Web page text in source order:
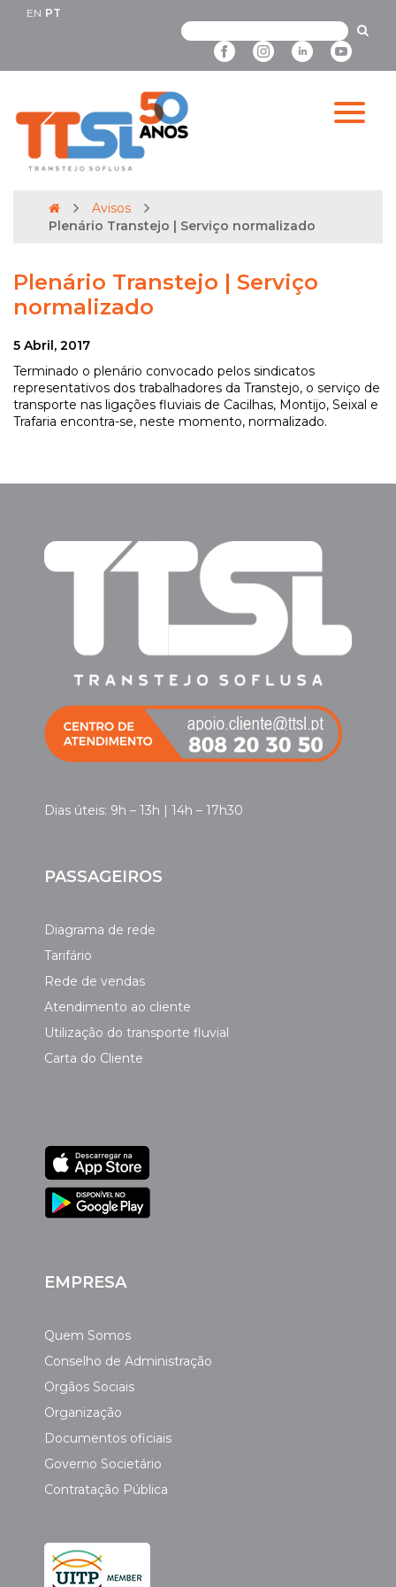
EN PT
Avisos
Plenário Transtejo | Serviço normalizado
Plenário Transtejo | Serviço
normalizado
5 Abril, 2017
Terminado o plenário convocado pelos sindicatos
representativos dos trabalhadores da Transtejo, o serviço de
transporte nas ligações fluviais de Cacilhas, Montijo, Seixal e
Trafaria encontra-se, neste momento, normalizado.
Dias úteis: 9h – 13h | 14h – 17h30
PASSAGEIROS
Diagrama de rede
Tarifário
Rede de vendas
Atendimento ao cliente
Utilização do transporte fluvial
Carta do Cliente
EMPRESA
Quem Somos
Conselho de Administração
Orgãos Sociais
Organização
Documentos oficiais
Governo Societário
Contratação Pública